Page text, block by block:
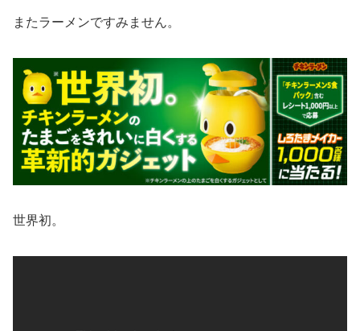
またラーメンですみません。
世界初。